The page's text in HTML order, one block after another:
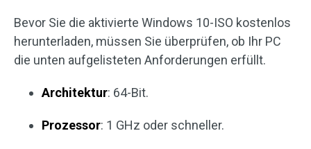
Bevor Sie die aktivierte Windows 10-ISO kostenlos
herunterladen, müssen Sie überprüfen, ob Ihr PC
die unten aufgelisteten Anforderungen erfüllt.
Architektur: 64-Bit.
Prozessor: 1 GHz oder schneller.